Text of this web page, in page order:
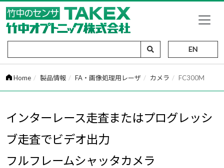
EN
Home 製品情報 FA・画像処理用レーザ カメラ FC300M
インターレース走査またはプログレッシ
ブ走査でビデオ出力
フルフレームシャッタカメラ